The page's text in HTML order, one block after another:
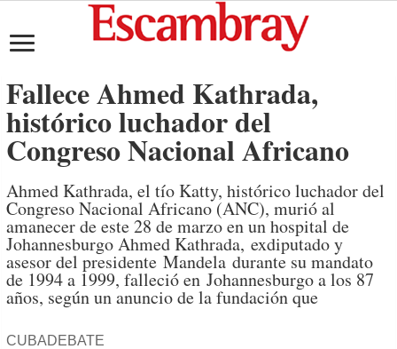
Fallece Ahmed Kathrada,
histórico luchador del
Congreso Nacional Africano
Ahmed Kathrada, el tío Katty, histórico luchador del
Congreso Nacional Africano (ANC), murió al
amanecer de este 28 de marzo en un hospital de
Johannesburgo Ahmed Kathrada, exdiputado y
asesor del presidente Mandela durante su mandato
de 1994 a 1999, falleció en Johannesburgo a los 87
años, según un anuncio de la fundación que
CUBADEBATE